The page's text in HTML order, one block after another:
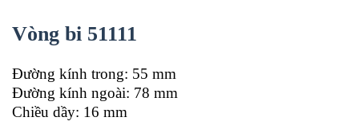
Vòng bi 51111
Đường kính trong: 55 mm
Đường kính ngoài: 78 mm
Chiều dầy: 16 mm